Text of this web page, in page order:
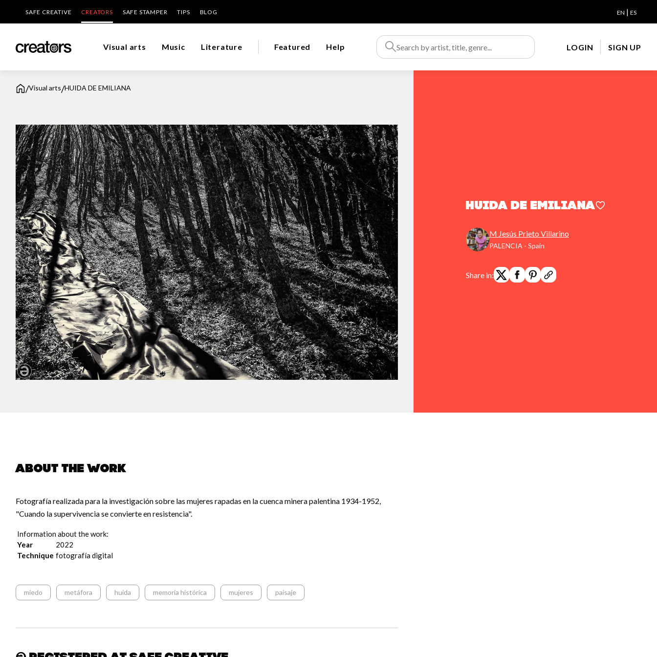
SAFE CREATIVE CREATORS SAFE STAMPER TIPS BLOG EN | ES
Visual arts Music Literature Featured Help LOGIN SIGN UP
/Visual arts/HUIDA DE EMILIANA
HUIDA DE EMILIANA
M Jesús Prieto Villarino
PALENCIA - Spain
Share in:
About the work
Fotografía realizada para la investigación sobre las mujeres rapadas en la cuenca minera palentina 1934-1952,
"Cuando la supervivencia se convierte en resistencia".
Information about the work:
Year
2022
Technique fotografía digital
miedo metáfora huída memoria histórica mujeres paisaje